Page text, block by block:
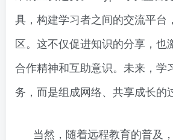
具，构建学习者之间的交流平台
区。这不仅促进知识的分享，也
合作精神和互助意识。未来，学
务，而是组成网络、共享成长的
当然，随着远程教育的普及